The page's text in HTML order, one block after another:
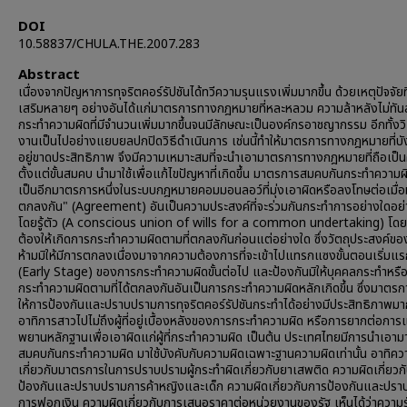
DOI
10.58837/CHULA.THE.2007.283
Abstract
เนื่องจากปัญหาการทุจริตคอร์รัปชันได้ทวีความรุนแรงเพิ่มมากขึ้น ด้วยเหตุปัจจั
เสริมหลายๆ อย่างอันได้แก่มาตรการทางกฎหมายที่หละหลวม ความล้าหลังไม่ทั
กระทำความผิดที่มีจำนวนเพิ่มมากขึ้นจนมีลักษณะเป็นองค์กรอาชญากรรม อีกทั้ง
งานเป็นไปอย่างแยบยลปกปิดวิธีดำเนินการ เช่นนี้ทำให้มาตรการทางกฎหมายที่บั
อยู่ขาดประสิทธิภาพ จึงมีความเหมาะสมที่จะนำเอามาตรการทางกฎหมายที่ถือเป็
ตั้งแต่ขั้นสมคบ นำมาใช้เพื่อแก้ไขปัญหาที่เกิดขึ้น มาตรการสมคบกันกระทำความ
เป็นอีกมาตรการหนึ่งในระบบกฎหมายคอมมอนลอว์ที่มุ่งเอาผิดหรือลงโทษต่อเมื่
ตกลงกัน" (Agreement) อันเป็นความประสงค์ที่จะร่วมกันกระทำการอย่างใดอ
โดยรู้ตัว (A conscious union of wills for a common undertaking) โดย
ต้องให้เกิดการกระทำความผิดตามที่ตกลงกันก่อนแต่อย่างใด ซึ่งวัตถุประสงค์ขอ
ห้ามมิให้มีการตกลงเนื่องมาจากความต้องการที่จะเข้าไปแทรกแซงขั้นตอนเริ่มแ
(Early Stage) ของการกระทำความผิดขั้นต่อไป และป้องกันมิให้บุคคลกระทำหรื
กระทำความผิดตามที่ได้ตกลงกันอันเป็นการกระทำความผิดหลักเกิดขึ้น ซึ่งมาตร
ให้การป้องกันและปราบปรามการทุจริตคอร์รัปชันกระทำได้อย่างมีประสิทธิภาพม
อาทิการสาวไปไม่ถึงผู้ที่อยู่เบื้องหลังของการกระทำความผิด หรือการยากต่อกา
พยานหลักฐานเพื่อเอาผิดแก่ผู้ที่กระทำความผิด เป็นต้น ประเทศไทยมีการนำเอา
สมคบกันกระทำความผิด มาใช้บังคับกับความผิดเฉพาะฐานความผิดเท่านั้น อาทิค
เกี่ยวกับมาตรการในการปราบปรามผู้กระทำผิดเกี่ยวกับยาเสพติด ความผิดเกี่ยว
ป้องกันและปราบปรามการค้าหญิงและเด็ก ความผิดเกี่ยวกับการป้องกันและปรา
การฟอกเงิน ความผิดเกี่ยวกับการเสนอราคาต่อหน่วยงานของรัฐ เห็นได้ว่าควา